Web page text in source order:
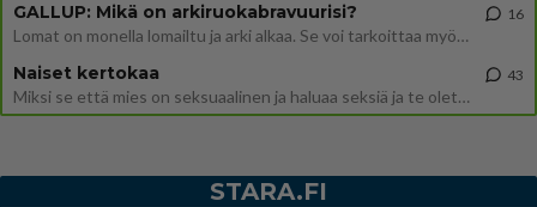
GALLUP: Mikä on arkiruokabravuurisi?
Lomat on monella lomailtu ja arki alkaa. Se voi tarkoittaa myös sitä, että grillailut on grillattu ja palataan arjen ruo
16
Naiset kertokaa
Miksi se että mies on seksuaalinen ja haluaa seksiä ja te olette hänen mielestänne haluttava on vastenmielistä? Mikä sii
43
STARA.FI